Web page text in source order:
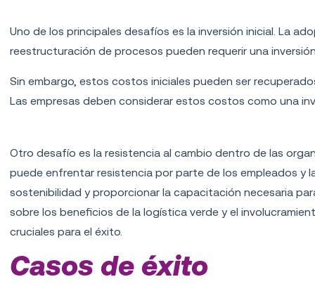
Uno de los principales desafíos es la inversión inicial. La
reestructuración de procesos pueden requerir una
Sin embargo, estos costos iniciales pueden ser
Las empresas deben considerar estos costos como una
Otro desafío es la resistencia al cambio dentro de las
puede enfrentar resistencia por parte de los empleados y
sostenibilidad y proporcionar la capacitación necesaria
sobre los beneficios de la logística verde y el
cruciales para el éxito.
Casos de éxito